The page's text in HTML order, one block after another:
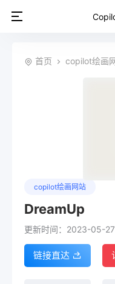
首页 copilot绘画
copilot绘画网站
DreamUp
更新时间：2023-05-
链接直达